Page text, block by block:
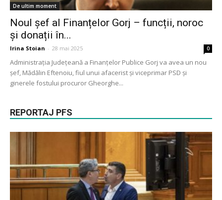
De ultim moment
Noul șef al Finanțelor Gorj – funcții, noroc
și donații în...
Irina Stoian - 28 mai 2025 0
Administrația Județeană a Finanțelor Publice Gorj va avea un nou
șef, Mădălin Eftenoiu, fiul unui afacerist și viceprimar PSD și
ginerele fostului procuror Gheorghe...
REPORTAJ PFS